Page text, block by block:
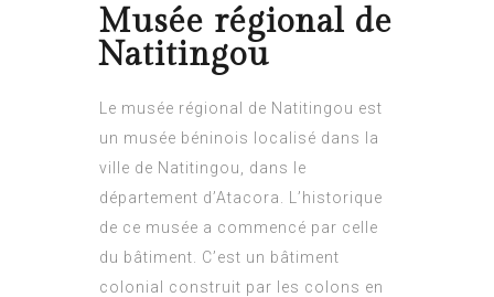
Musée régional de
Natitingou
Le musée régional de Natitingou est
un musée béninois localisé dans la
ville de Natitingou, dans le
département d’Atacora. L’historique
de ce musée a commencé par celle
du bâtiment. C’est un bâtiment
colonial construit par les colons en